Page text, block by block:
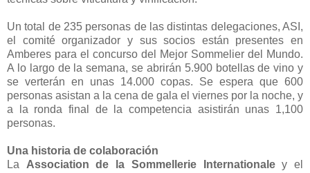
Un total de 235 personas de las distintas delegaciones, ASI,
el comité organizador y sus socios están presentes en
Amberes para el concurso del Mejor Sommelier del Mundo.
A lo largo de la semana, se abrirán 5.900 botellas de vino y
se verterán en unas 14.000 copas. Se espera que 600
personas asistan a la cena de gala el viernes por la noche, y
a la ronda final de la competencia asistirán unas 1,100
personas.
Una historia de colaboración
La Association de la Sommellerie Internationaley el